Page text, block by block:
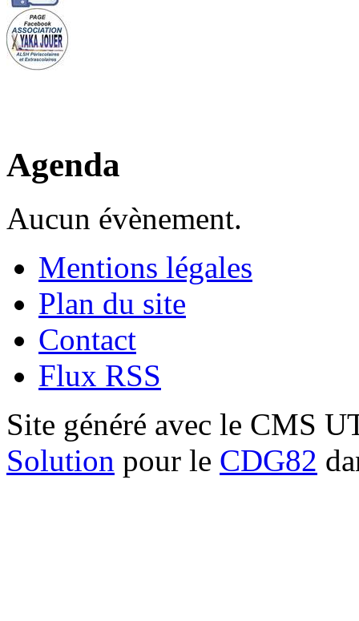
Agenda
Aucun évènement.
Mentions légales
Plan du site
Contact
Flux RSS
Site généré avec le CMS
Solution pour le CDG82